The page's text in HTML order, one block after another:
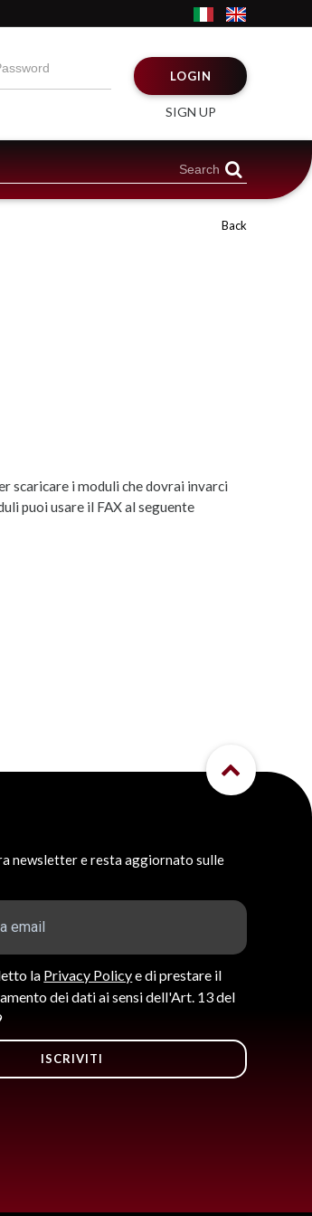
LOGIN
SIGN UP
Back
scaricare i moduli che dovrai invarci
puoi usare il FAX al seguente
newsletter e resta aggiornato sulle
la Privacy Policye di prestare il
dei dati ai sensi dell'Art. 13 del
ISCRIVITI